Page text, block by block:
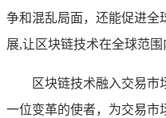
争和混乱局面，还能促进全
展,让区块链技术在全球范围
区块链技术融入交易市
一位变革的使者，为交易市